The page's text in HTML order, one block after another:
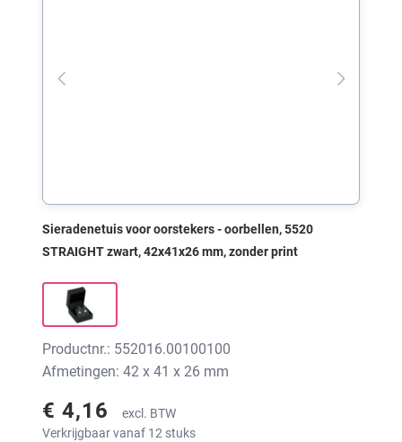
Sieradenetuis voor oorstekers - oorbellen, 5520
STRAIGHT zwart, 42x41x26 mm, zonder print
Productnr.: 552016.00100100
Afmetingen: 42 x 41 x 26 mm
€ 4,16
excl. BTW
Verkrijgbaar vanaf 12 stuks